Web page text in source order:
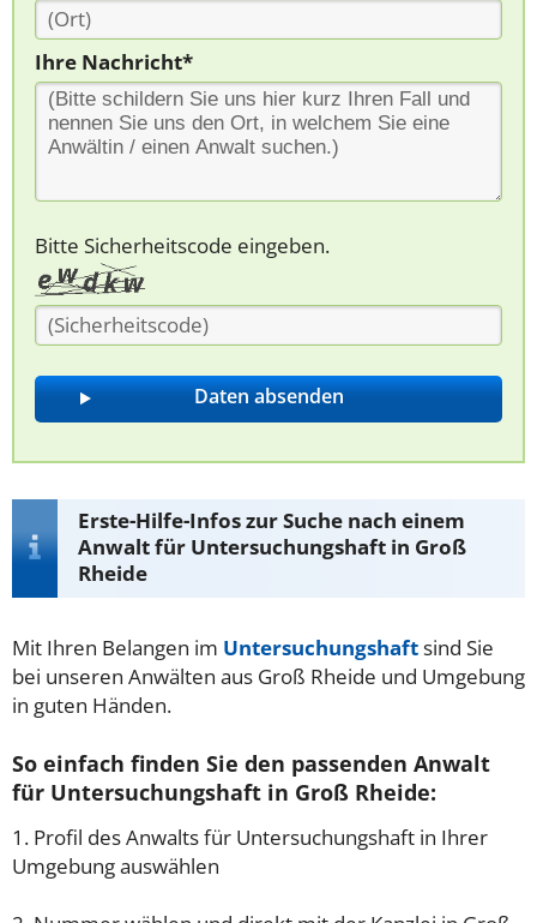
Ihre Nachricht*
Bitte Sicherheitscode eingeben.
Erste-Hilfe-Infos zur Suche nach einem
Anwalt für Untersuchungshaft in Groß
Rheide
Mit Ihren Belangen im Untersuchungshaftsind Sie
bei unseren Anwälten aus Groß Rheide und Umgebung
in guten Händen.
So einfach finden Sie den passenden Anwalt
für Untersuchungshaft in Groß Rheide:
1. Profil des Anwalts für Untersuchungshaft in Ihrer
Umgebung auswählen